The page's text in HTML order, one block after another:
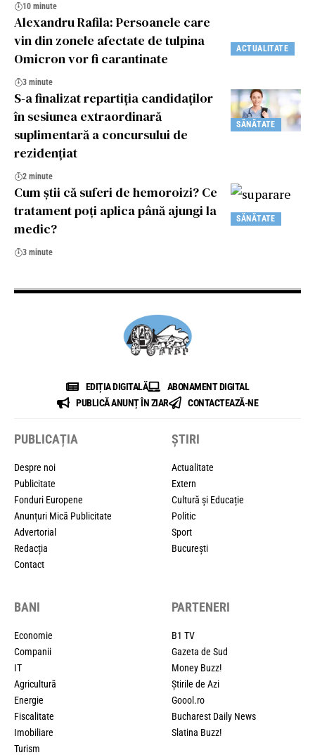
10 minute
ACTUALITATE
Alexandru Rafila: Persoanele care
vin din zonele afectate de tulpina
Omicron vor fi carantinate
3 minute
SĂNĂTATE
S-a finalizat repartiția candidaților
în sesiunea extraordinară
suplimentară a concursului de
rezidențiat
2 minute
SĂNĂTATE
Cum ştii că suferi de hemoroizi? Ce
tratament poţi aplica până ajungi la
medic?
3 minute
EDIȚIA DIGITALĂ
ABONAMENT DIGITAL
PUBLICĂ ANUNȚ ÎN ZIAR
CONTACTEAZĂ-NE
PUBLICAȚIA
Despre noi
Publicitate
Fonduri Europene
Anunțuri Mică Publicitate
Advertorial
Redacția
Contact
ȘTIRI
Actualitate
Extern
Cultură și Educație
Politic
Sport
București
BANI
Economie
Companii
IT
Agricultură
Energie
Fiscalitate
Imobiliare
Turism
PARTENERI
B1 TV
Gazeta de Sud
Money Buzz!
Știrile de Azi
Goool.ro
Bucharest Daily News
Slatina Buzz!